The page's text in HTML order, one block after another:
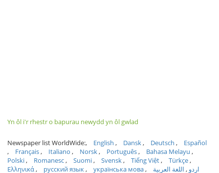
Yn ôl i'r rhestr o bapurau newydd yn ôl gwlad
Newspaper list WorldWide: English Dansk Deutsch
Español
Français
Italiano Norsk Português
Bahasa Melayu
Polski
Romanesc Suomi Svensk Tiếng Việt
Türkçe
Ελληνικά
русский язык українська мова اردو اللغة العربية